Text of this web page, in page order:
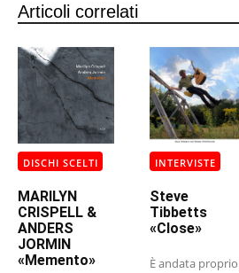
Articoli correlati
DISCHI SCELTI
MARILYN
CRISPELL &
ANDERS
JORMIN
«Memento»
INTERVISTE
Steve
Tibbetts
«Close»
È andata proprio